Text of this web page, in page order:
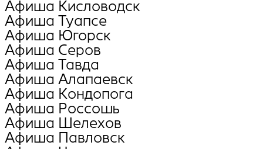
Афиша Кисловодск
Афиша Туапсе
Афиша Югорск
Афиша Серов
Афиша Тавда
Афиша Алапаевск
Афиша Кондопога
Афиша Россошь
Афиша Шелехов
Афиша Павловск